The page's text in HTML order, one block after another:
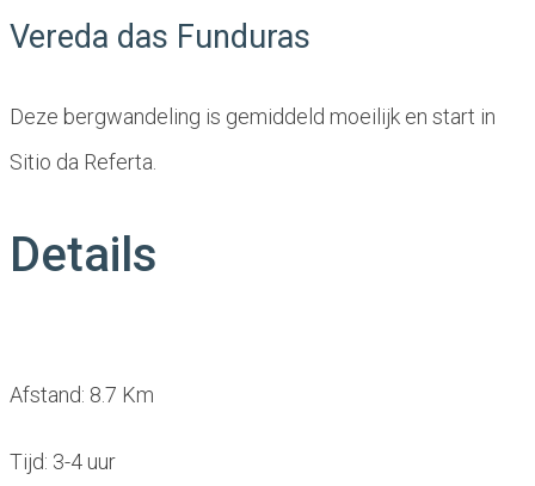
Vereda das Funduras
Deze bergwandeling is gemiddeld moeilijk en start in
Sitio da Referta.
Details
Afstand: 8.7 Km
Tijd: 3-4 uur